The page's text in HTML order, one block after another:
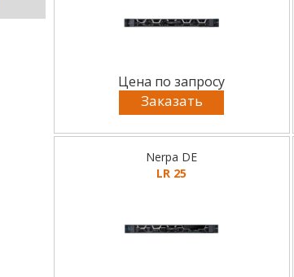
Цена по запросу
Заказать
Nerpa DE
LR 25